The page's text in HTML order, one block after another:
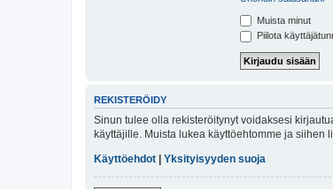
Muista minut
Piilota
REKISTERÖIDY
Sinun tulee olla rekisteröitynyt voidaksesi
käyttäjille. Muista lukea käyttöehtomme ja siihen
Käyttöehdot
Yksityisyyden suoja